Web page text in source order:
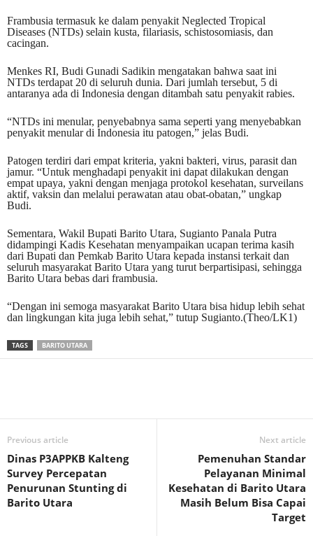
Frambusia termasuk ke dalam penyakit Neglected Tropical
Diseases (NTDs) selain kusta, filariasis, schistosomiasis, dan
cacingan.
Menkes RI, Budi Gunadi Sadikin mengatakan bahwa saat ini
NTDs terdapat 20 di seluruh dunia. Dari jumlah tersebut, 5 di
antaranya ada di Indonesia dengan ditambah satu penyakit rabies.
“NTDs ini menular, penyebabnya sama seperti yang menyebabkan
penyakit menular di Indonesia itu patogen,” jelas Budi.
Patogen terdiri dari empat kriteria, yakni bakteri, virus, parasit dan
jamur. “Untuk menghadapi penyakit ini dapat dilakukan dengan
empat upaya, yakni dengan menjaga protokol kesehatan, surveilans
aktif, vaksin dan melalui perawatan atau obat-obatan,” ungkap
Budi.
Sementara, Wakil Bupati Barito Utara, Sugianto Panala Putra
didampingi Kadis Kesehatan menyampaikan ucapan terima kasih
dari Bupati dan Pemkab Barito Utara kepada instansi terkait dan
seluruh masyarakat Barito Utara yang turut berpartisipasi, sehingga
Barito Utara bebas dari frambusia.
“Dengan ini semoga masyarakat Barito Utara bisa hidup lebih sehat
dan lingkungan kita juga lebih sehat,” tutup Sugianto.(Theo/LK1)
TAGS BARITO UTARA
Previous article
Dinas P3APPKB Kalteng
Survey Percepatan
Penurunan Stunting di
Barito Utara
Next article
Pemenuhan Standar
Pelayanan Minimal
Kesehatan di Barito Utara
Masih Belum Bisa Capai
Target